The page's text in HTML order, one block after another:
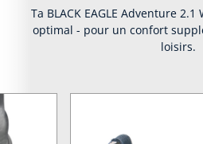
Ta BLACK EAGLE Adventure
optimal - pour un confort
loisirs.